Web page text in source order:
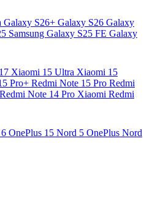
Galaxy S26+ Galaxy S26 Galaxy
Samsung Galaxy S25 FE Galaxy
Xiaomi 15 Ultra Xiaomi 15
Pro+ Redmi Note 15 Pro Redmi
Redmi Note 14 Pro Xiaomi Redmi
OnePlus 15 Nord 5 OnePlus Nord